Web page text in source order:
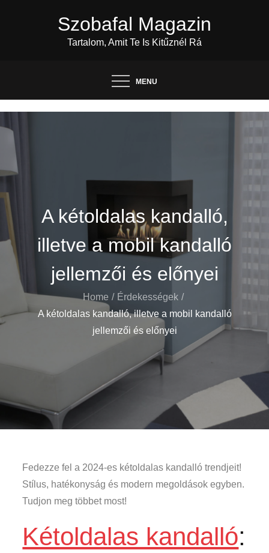
Szobafal Magazin
Tartalom, Amit Te Is Kitűznél Rá
MENU
A kétoldalas kandalló,
illetve a mobil kandalló
jellemzői és előnyei
Home
Érdekességek
A kétoldalas kandalló, illetve a mobil kandalló
jellemzői és előnyei
Fedezze fel a 2024-es kétoldalas kandalló trendjeit!
Stílus, hatékonyság és modern megoldások egyben.
Tudjon meg többet most!
Kétoldalas kandalló: